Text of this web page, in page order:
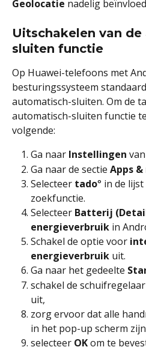
Geolocatie nadelig
Uitschakelen van
sluiten functie
Op Huawei-telefoons met
besturingssysteem
automatisch-sluiten. Om de
automatisch-sluiten functie
volgende:
Ga naar Instellingen
Ga naar de sectie Apps
Selecteer tado° in de
zoekfunctie.
Selecteer Batterij
energieverbruik in
Schakel de optie voor
energieverbruik uit.
Ga naar het gedeelte
schakel de schuifregelaar
uit,
zorg ervoor dat alle
in het pop-up scherm zijn
selecteer OK om te